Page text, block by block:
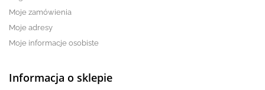
Moje zamówienia
Moje adresy
Moje informacje osobiste
Informacja o sklepie